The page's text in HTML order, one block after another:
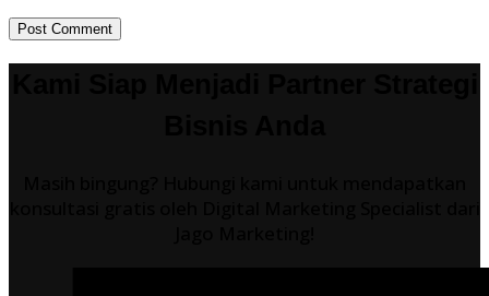
Post Comment